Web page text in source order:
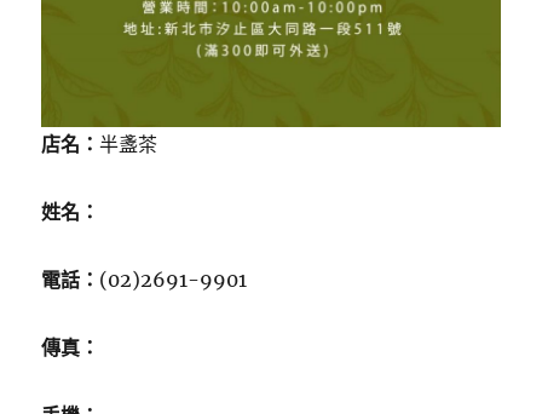
店名：半盞茶
姓名：
電話： (02)2691-9901
傳真：